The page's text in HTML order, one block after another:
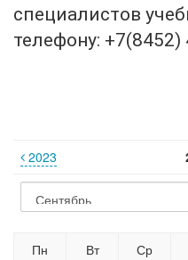
специалистов
телефону: +7(8452)
2023
Пн Вт Ср